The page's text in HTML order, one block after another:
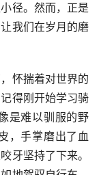
径。然而，正是
我们在岁月的磨
怀揣着对世界的
得刚开始学习骑
是难以驯服的野
，手掌磨出了血
牙坚持了下来。